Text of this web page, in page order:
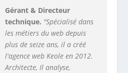
Gérant & Directeur
technique. "Spécialisé dans
les métiers du web depuis
plus de seize ans, il a créé
l'agence web Keole en 2012.
Architecte, Il analyse,